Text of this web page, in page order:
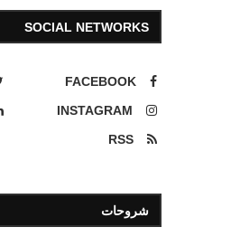
SOCIAL NETWORKS
FACEBOOK
INSTAGRAM
RSS
شروحات